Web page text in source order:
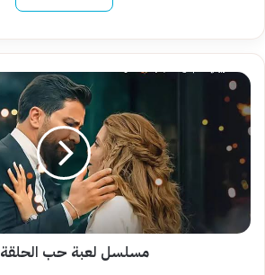
مسلسل
لعبة
حب
الحلقة
20
مسلسل لعبة حب الحلقة 20